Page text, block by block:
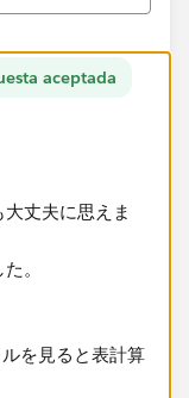
ラベルから判断
きませんでし
れ別の色に設定
aceptada
丈夫に思えま
。
を見ると表計算